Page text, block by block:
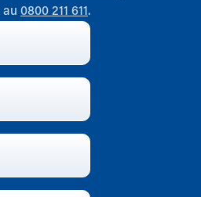
au 0800 211 611.